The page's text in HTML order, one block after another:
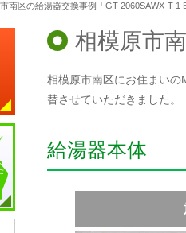
南区の給湯器交換事例「GT-2060SAWX-T-1
相模原市
相模原市南区にお住まいの
替させていただきました。
給湯器本体